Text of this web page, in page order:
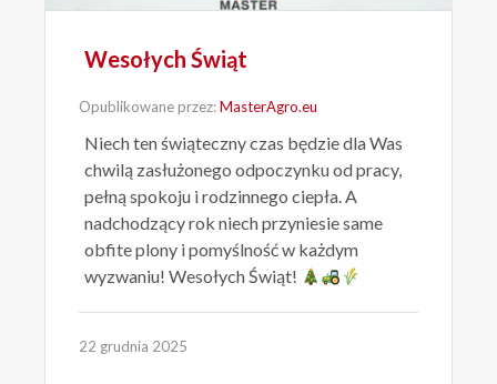
Wesołych Świąt
Opublikowane przez:MasterAgro.eu
Niech ten świąteczny czas będzie dla Was
chwilą zasłużonego odpoczynku od pracy,
pełną spokoju i rodzinnego ciepła. A
nadchodzący rok niech przyniesie same
obfite plony i pomyślność w każdym
wyzwaniu! Wesołych Świąt!
22 grudnia 2025